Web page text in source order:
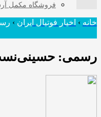
فروشگاه مکمل
خانه › اخبار فوتبال ایران ›
رسمی: